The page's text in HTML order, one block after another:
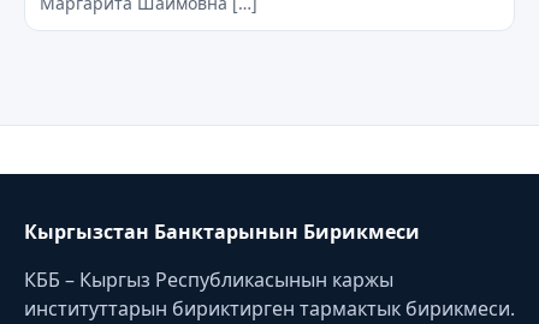
Кыргызстан Банктарынын Бирикмеси
КББ – Кыргыз Республикасынын каржы
институттарын бириктирген тармактык бирикмеси.